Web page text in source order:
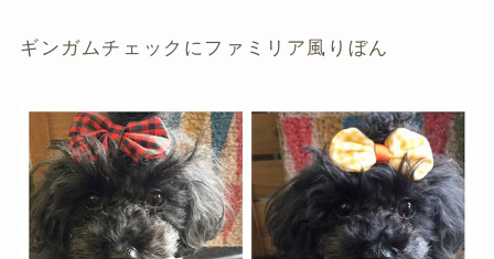
ギンガムチェックにファミリア風りぼん